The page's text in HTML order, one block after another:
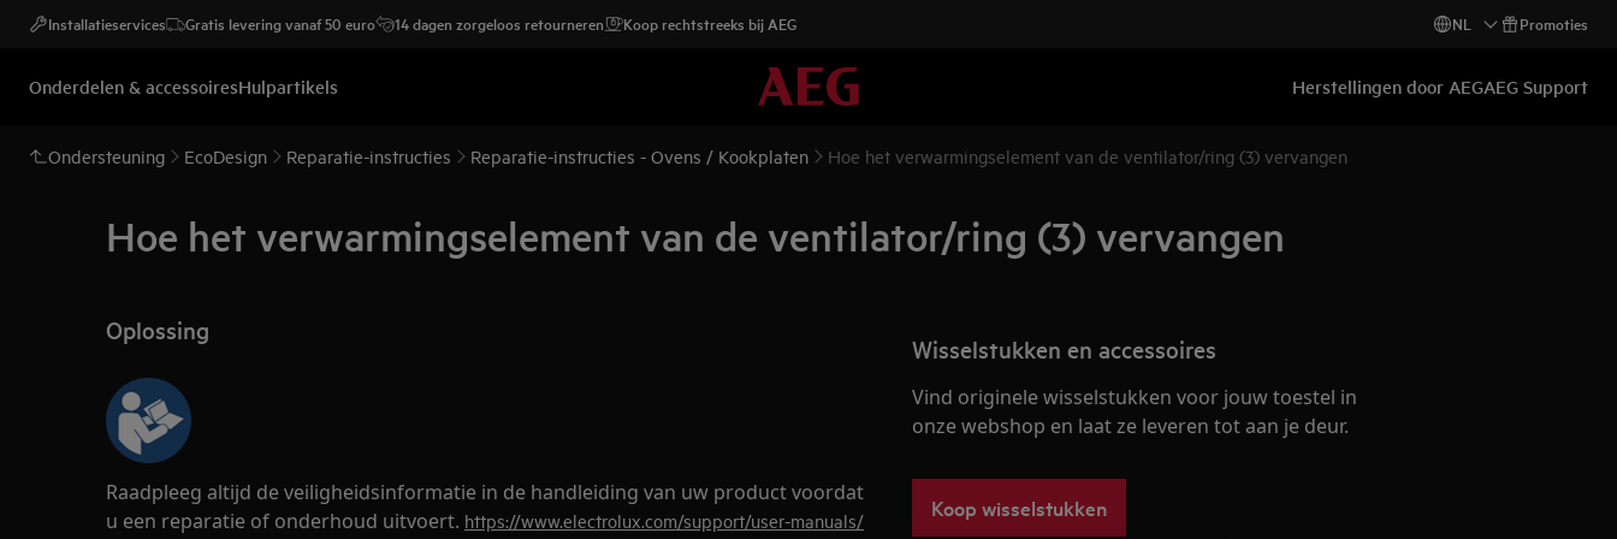
Installatieservices Gratis levering vanaf 50 euro 14 dagen zorgeloos retourneren Koop rechtstreeks bij AEG NL Promoties
Onderdelen & accessoiresHulpartikels Herstellingen door AEGAEG Support
Ondersteuning EcoDesign Reparatie-instructies Reparatie-instructies - Ovens / Kookplaten Hoe het verwarmingselement van de ventilator/ring (3) vervangen
Hoe het verwarmingselement van de ventilator/ring (3) vervangen
Oplossing
Raadpleeg altijd de veiligheidsinformatie in de handleiding van uw product voordat
u een reparatie of onderhoud uitvoert. https://www.electrolux.com/support/user-manuals/
Wisselstukken en accessoires
Vind originele wisselstukken voor jouw toestel in
onze webshop en laat ze leveren tot aan je deur.
Koop wisselstukken